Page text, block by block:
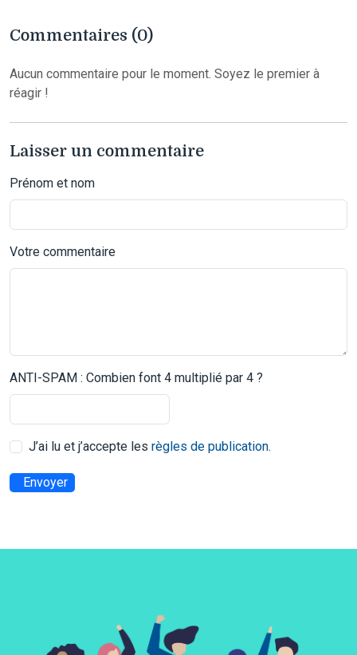
Commentaires (0)
Aucun commentaire pour le moment. Soyez le premier à
réagir !
Laisser un commentaire
Prénom et nom
Votre commentaire
ANTI-SPAM : Combien font 4 multiplié par 4 ?
J’ai lu et j’accepte les règles de publication.
Envoyer